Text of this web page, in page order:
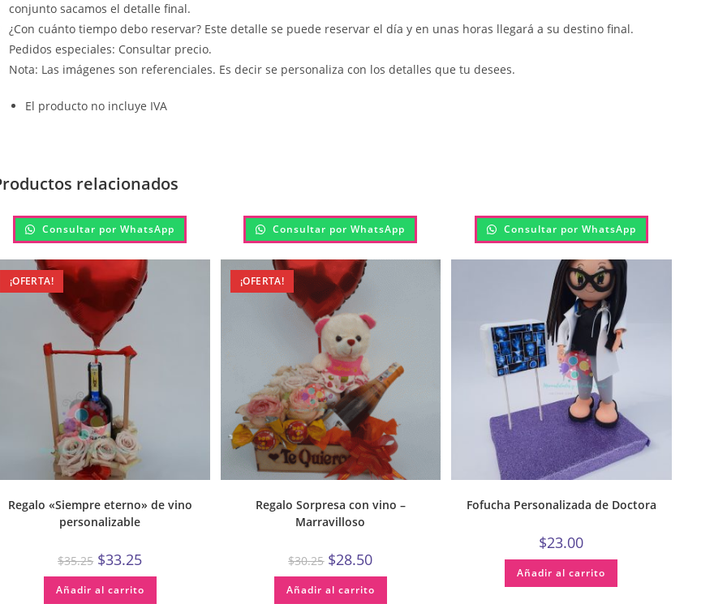
conjunto sacamos el detalle final.
¿Con cuánto tiempo debo reservar? Este detalle se puede reservar el día y en unas horas llegará a su destino final.
Pedidos especiales: Consultar precio.
Nota: Las imágenes son referenciales. Es decir se personaliza con los detalles que tu desees.
El producto no incluye IVA
relacionados
Consultar por WhatsApp
¡OFERTA!
Regalo «Siempre eterno» de vino
personalizable
$35.25 $33.25
Añadir al carrito
Consultar por WhatsApp
¡OFERTA!
Regalo Sorpresa con vino –
Marravilloso
$30.25 $28.50
Añadir al carrito
Consultar por WhatsApp
Fofucha Personalizada de Doctora
$23.00
Añadir al carrito